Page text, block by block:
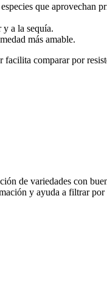
que aprovechan
y a la sequía.
más amable.
facilita comparar por
de variedades con
y ayuda a filtrar por